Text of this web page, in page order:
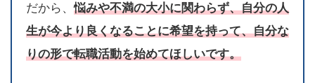
だから、悩みや不満の大小に関わらず、自分の人
生が今より良くなることに希望を持って、自分な
りの形で転職活動を始めてほしいです。